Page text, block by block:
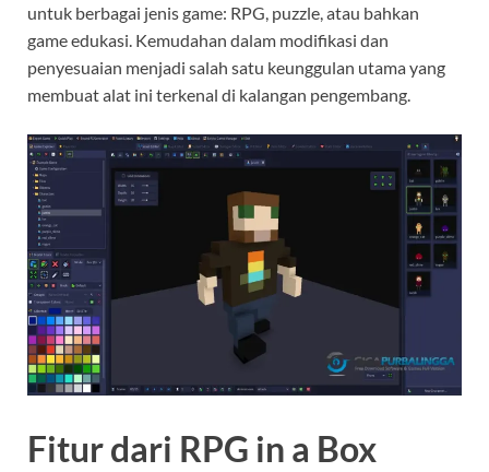
untuk berbagai jenis game: RPG, puzzle, atau bahkan
game edukasi. Kemudahan dalam modifikasi dan
penyesuaian menjadi salah satu keunggulan utama yang
membuat alat ini terkenal di kalangan pengembang.
Fitur dari RPG in a Box